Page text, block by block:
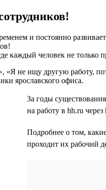
и постоянно
каждый человек не только
«Я не ищу другую работу,
ярославского офиса.
За годы
на работу в hh.ru через
Подробнее о том,
проходит их рабочий